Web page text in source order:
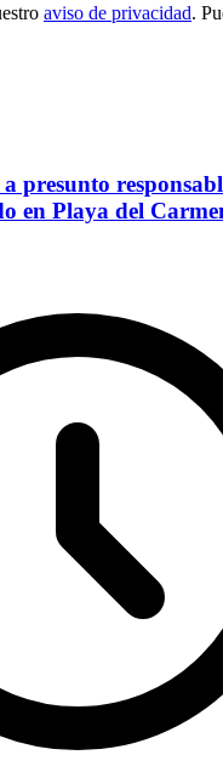
aviso de privacidad.
presunto
en Playa del